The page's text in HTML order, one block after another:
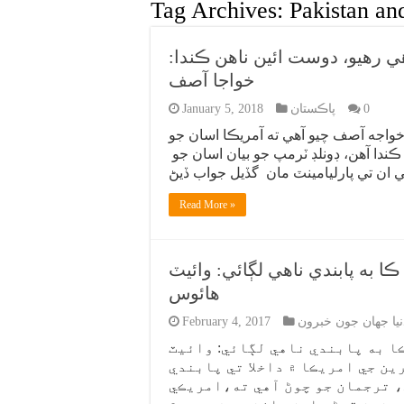
Tag Archives: Pakistan
رهيو، دوست ائين ناهن ڪندا:
خواجا آصف
January 5, 2018 پاڪستان 0
آصف چيو آهي ته آمريڪا اسان جو
آهن، ڊونلڊ ٽرمپ جو بيان اسان جو
Read More »
به پابندي ناهي لڳائي: وائيٽ
هائوس
February 4, 2017 جهان جون خبرون
به پابندي ناهي لڳائي: وائيٽ
جي امريڪا ۾ داخلا تي پابندي
ترجمان جو چوڻ آهي ته،امريڪي